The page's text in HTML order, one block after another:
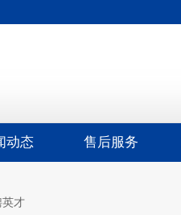
动态 售后服务
才